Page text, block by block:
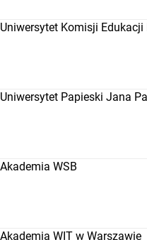
Uniwersytet Komisji
Uniwersytet Papieski Jana
Akademia WSB
Akademia WIT w Warszawie